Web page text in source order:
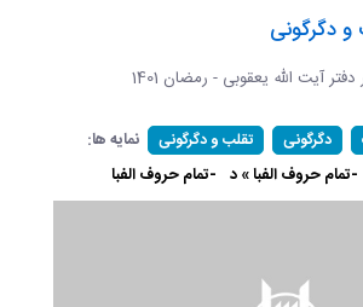
دگرگونی
آیت الله یعقوبی - رمضان 1401
دگرگونی تقلب و دگرگونی
نمایه ها:
-تمام حروف الفبا » د -تمام حروف الفبا